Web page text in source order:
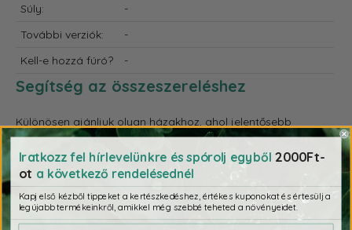
Súly:
-
További verziók:
-
Kell-e hozzá fúró?
-
Segítség az összeszereléshez
Különösen ajánljuk olyan házakhoz, ahol jelentősebb
természetes hulladék (levél, faág, termés) gyűlik össze a
tetőn. A lombkivető/szűrő hiányában a zöldhulladék könnyen
eltömítheti az ereszcsatornát.
✨ Kérdezd az AI-asszisztenst a termékről:
Iratkozz fel hírlevelünkre és spórolj egyből 2000Ft-
ot a következő rendelésednél
Kapj első kézből tippeket a kertészkedéshez, értékes kuponokat és értesülj a
legújabb termékeinkről, amikkel még szebbé teheted a növényeidet.